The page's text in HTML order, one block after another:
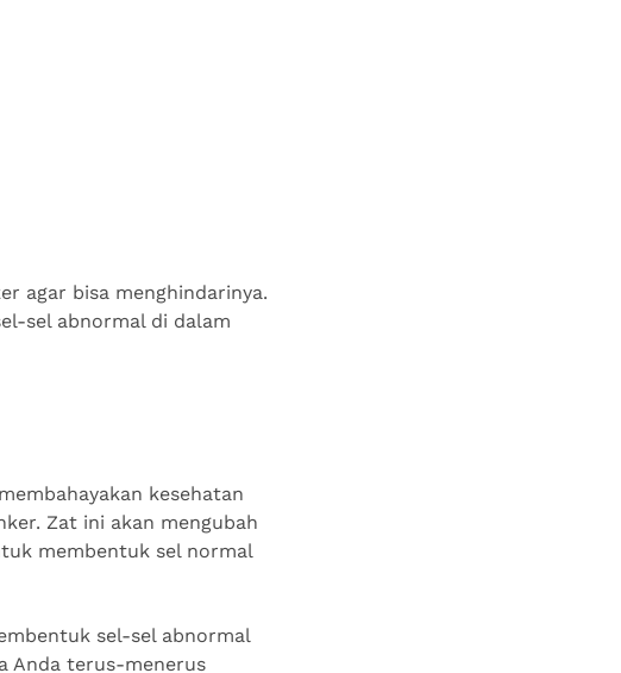
agar bisa menghindarinya.
sel abnormal di dalam
kesehatan
Zat ini akan mengubah
membentuk sel normal
sel-sel abnormal
Anda terus-menerus